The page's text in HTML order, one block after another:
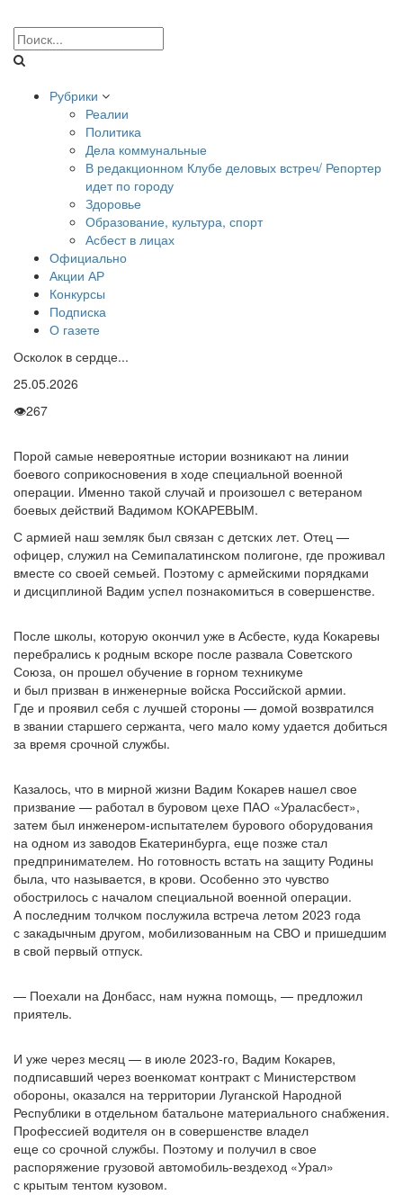
Рубрики
Реалии
Политика
Дела коммунальные
В редакционном Клубе деловых встреч/ Репортер
идет по городу
Здоровье
Образование, культура, спорт
Асбест в лицах
Официально
Акции АР
Конкурсы
Подписка
О газете
Осколок в сердце...
25.05.2026
👁267
Порой самые невероятные истории возникают на линии
боевого соприкосновения в ходе специальной военной
операции. Именно такой случай и произошел с ветераном
боевых действий Вадимом КОКАРЕВЫМ.
С армией наш земляк был связан с детских лет. Отец —
офицер, служил на Семипалатинском полигоне, где проживал
вместе со своей семьей. Поэтому с армейскими порядками
и дисциплиной Вадим успел познакомиться в совершенстве.
После школы, которую окончил уже в Асбесте, куда Кокаревы
перебрались к родным вскоре после развала Советского
Союза, он прошел обучение в горном техникуме
и был призван в инженерные войска Российской армии.
Где и проявил себя с лучшей стороны — домой возвратился
в звании старшего сержанта, чего мало кому удается добиться
за время срочной службы.
Казалось, что в мирной жизни Вадим Кокарев нашел свое
призвание — работал в буровом цехе ПАО «Ураласбест»,
затем был инженером-испытателем бурового оборудования
на одном из заводов Екатеринбурга, еще позже стал
предпринимателем. Но готовность встать на защиту Родины
была, что называется, в крови. Особенно это чувство
обострилось с началом специальной военной операции.
А последним толчком послужила встреча летом 2023 года
с закадычным другом, мобилизованным на СВО и пришедшим
в свой первый отпуск.
— Поехали на Донбасс, нам нужна помощь, — предложил
приятель.
И уже через месяц — в июле 2023-го, Вадим Кокарев,
подписавший через военкомат контракт с Министерством
обороны, оказался на территории Луганской Народной
Республики в отдельном батальоне материального снабжения.
Профессией водителя он в совершенстве владел
еще со срочной службы. Поэтому и получил в свое
распоряжение грузовой автомобиль-вездеход «Урал»
с крытым тентом кузовом.